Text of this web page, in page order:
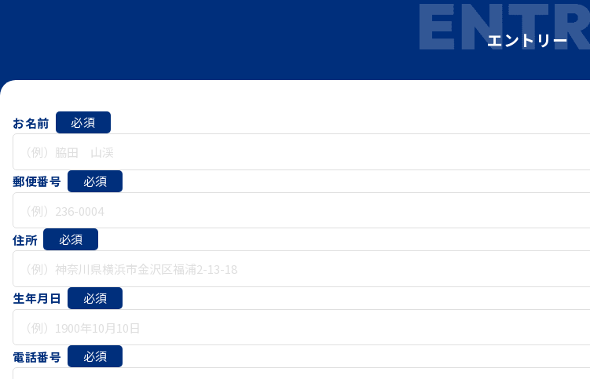
エントリー
お名前 必須
郵便番号 必須
住所 必須
生年月日 必須
電話番号 必須